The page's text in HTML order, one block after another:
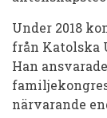
Under 2018
från Katolska
Han
närvarande